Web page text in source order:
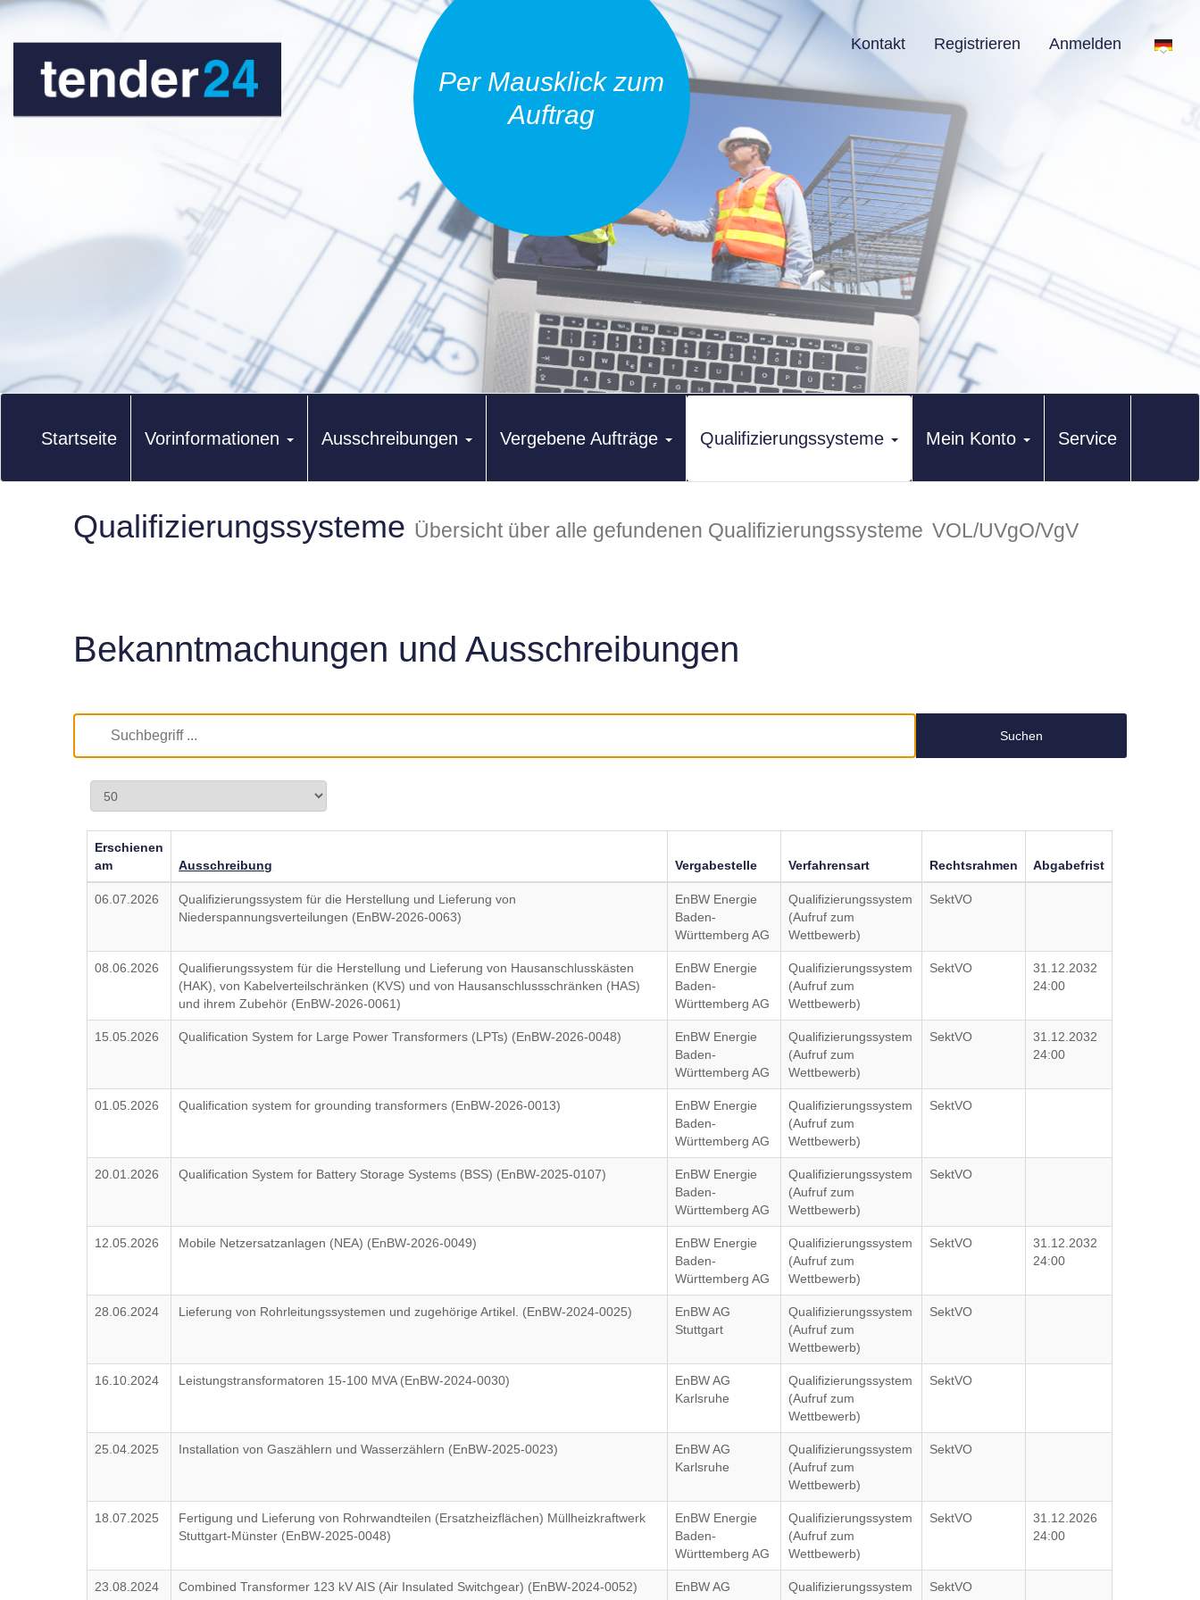
Per Mausklick zum
Auftrag
Kontakt Registrieren Anmelden
Startseite Vorinformationen Ausschreibungen Vergebene Aufträge Qualifizierungssysteme Mein Konto Service
Qualifizierungssysteme Übersicht über alle gefundenen Qualifizierungssysteme VOL/UVgO/VgV
Bekanntmachungen und Ausschreibungen
Suchen
Erschienen
am
Ausschreibung Vergabestelle Verfahrensart Rechtsrahmen Abgabefrist
06.07.2026
Qualifizierungssystem für die Herstellung und Lieferung von
Niederspannungsverteilungen (EnBW-2026-0063)
EnBW Energie
Baden-
Württemberg AG
Qualifizierungssystem
(Aufruf zum
Wettbewerb)
SektVO
08.06.2026
Qualifierungssystem für die Herstellung und Lieferung von Hausanschlusskästen
(HAK), von Kabelverteilschränken (KVS) und von Hausanschlussschränken (HAS)
und ihrem Zubehör (EnBW-2026-0061)
EnBW Energie
Baden-
Württemberg AG
Qualifizierungssystem
(Aufruf zum
Wettbewerb)
SektVO
31.12.2032
24:00
15.05.2026 Qualification System for Large Power Transformers (LPTs) (EnBW-2026-0048)
EnBW Energie
Baden-
Württemberg AG
Qualifizierungssystem
(Aufruf zum
Wettbewerb)
SektVO
31.12.2032
24:00
01.05.2026 Qualification system for grounding transformers (EnBW-2026-0013)
EnBW Energie
Baden-
Württemberg AG
Qualifizierungssystem
(Aufruf zum
Wettbewerb)
SektVO
20.01.2026 Qualification System for Battery Storage Systems (BSS) (EnBW-2025-0107)
EnBW Energie
Baden-
Württemberg AG
Qualifizierungssystem
(Aufruf zum
Wettbewerb)
SektVO
12.05.2026 Mobile Netzersatzanlagen (NEA) (EnBW-2026-0049)
EnBW Energie
Baden-
Württemberg AG
Qualifizierungssystem
(Aufruf zum
Wettbewerb)
SektVO
31.12.2032
24:00
28.06.2024 Lieferung von Rohrleitungssystemen und zugehörige Artikel. (EnBW-2024-0025)
EnBW AG
Stuttgart
Qualifizierungssystem
(Aufruf zum
Wettbewerb)
SektVO
16.10.2024 Leistungstransformatoren 15-100 MVA (EnBW-2024-0030)
EnBW AG
Karlsruhe
Qualifizierungssystem
(Aufruf zum
Wettbewerb)
SektVO
25.04.2025 Installation von Gaszählern und Wasserzählern (EnBW-2025-0023)
EnBW AG
Karlsruhe
Qualifizierungssystem
(Aufruf zum
Wettbewerb)
SektVO
18.07.2025
Fertigung und Lieferung von Rohrwandteilen (Ersatzheizflächen) Müllheizkraftwerk
Stuttgart-Münster (EnBW-2025-0048)
EnBW Energie
Baden-
Württemberg AG
Qualifizierungssystem
(Aufruf zum
Wettbewerb)
SektVO
31.12.2026
24:00
23.08.2024 Combined Transformer 123 kV AIS (Air Insulated Switchgear) (EnBW-2024-0052)
EnBW AG
Qualifizierungssystem
SektVO